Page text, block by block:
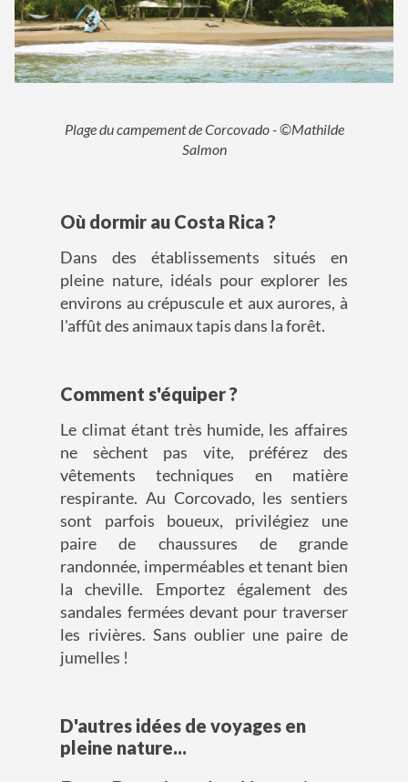
Plage du campement de Corcovado - ©Mathilde
Salmon
Où dormir au Costa Rica ?
Dans des établissements situés en
pleine nature, idéals pour explorer les
environs au crépuscule et aux aurores, à
l'affût des animaux tapis dans la forêt.
Comment s'équiper ?
Le climat étant très humide, les affaires
ne sèchent pas vite, préférez des
vêtements techniques en matière
respirante. Au Corcovado, les sentiers
sont parfois boueux, privilégiez une
paire de chaussures de grande
randonnée, imperméables et tenant bien
la cheville. Emportez également des
sandales fermées devant pour traverser
les rivières. Sans oublier une paire de
jumelles !
D'autres idées de voyages en
pleine nature...